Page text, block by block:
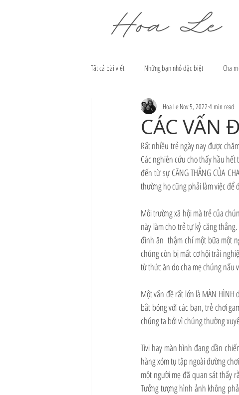
Tất cả bài viết Những bạn nhỏ đặc biệt Cha
CÁC VẤN
Hoa Le Nov 5, 2022 4 min read
Rất nhiều trẻ ngày nay được
Các nghiên cứu cho thấy hầu
đến từ sự CĂNG THẲNG CỦA
thường họ cũng phải làm việc để
Môi trường xã hội mà trẻ của
này làm cho trẻ tự kỷ căng
đình ăn  thậm chí một bữa một
chúng còn bị mất cơ hội trải
từ thức ăn do cha mẹ chúng nấu
Một vấn đề rất lớn là MÀN
bắt bóng với các bạn, trẻ chơi
chúng ta bởi vì chúng thường
Tivi hay màn hình đang dần
hàng xóm tụ tập ngoài đường
một người mẹ đã quan sát thấy
Tưởng tượng hình ảnh không